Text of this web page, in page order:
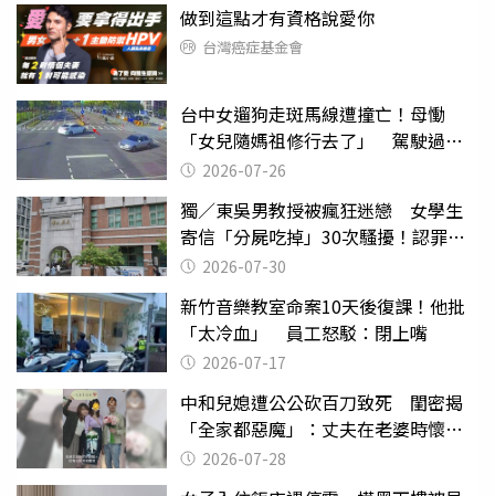
做到這點才有資格說愛你
台灣癌症基金會
台中女遛狗走斑馬線遭撞亡！母慟
「女兒隨媽祖修行去了」 駕駛過失
致死判9月
2026-07-26
獨／東吳男教授被瘋狂迷戀 女學生
寄信「分屍吃掉」30次騷擾！認罪免
關 2026-07-30
新竹音樂教室命案10天後復課！他批
「太冷血」 員工怒駁：閉上嘴
2026-07-17
中和兒媳遭公公砍百刀致死 閨密揭
「全家都惡魔」：丈夫在老婆時懷孕
摔東西
2026-07-28